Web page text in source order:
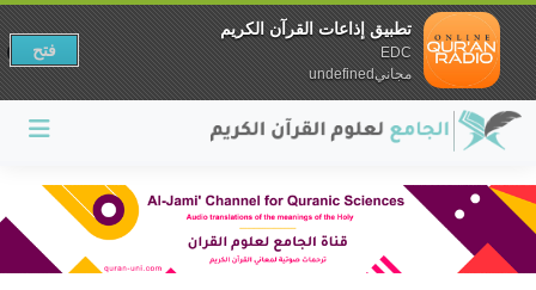
تطبيق إذاعات القرآن الكريم
EDC
مجانيundefined
فتح